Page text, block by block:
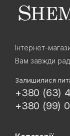
Інтернет-
Вам завжди
Залишилися
+380 (63)
+380 (99)